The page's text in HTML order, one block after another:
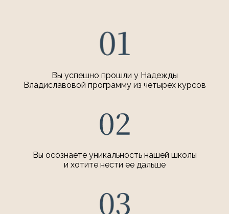
Вы успешно прошли у Надежды
Владиславовой программу из четырех курсов
Вы осознаете уникальность нашей школы
и хотите нести ее дальше